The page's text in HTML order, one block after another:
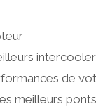
de
meilleurs